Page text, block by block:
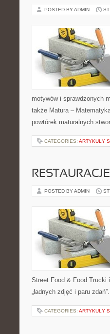
POSTED BY ADMIN
motywów i sprawdzonych
także Matura –
powtórek maturalnych
CATEGORIES: ARTYKUŁY
POSTED BY ADMIN
Street Food & Food Trucki
„ładnych zdjęć i paru
CATEGORIES: ARTYKUŁY